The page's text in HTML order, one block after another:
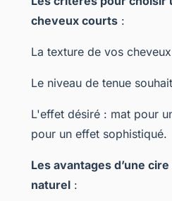
cheveux courts :
La texture de vos
Le niveau de tenue
L'effet désiré : mat pour
pour un effet sophistiqué.
Les avantages d’une
naturel :